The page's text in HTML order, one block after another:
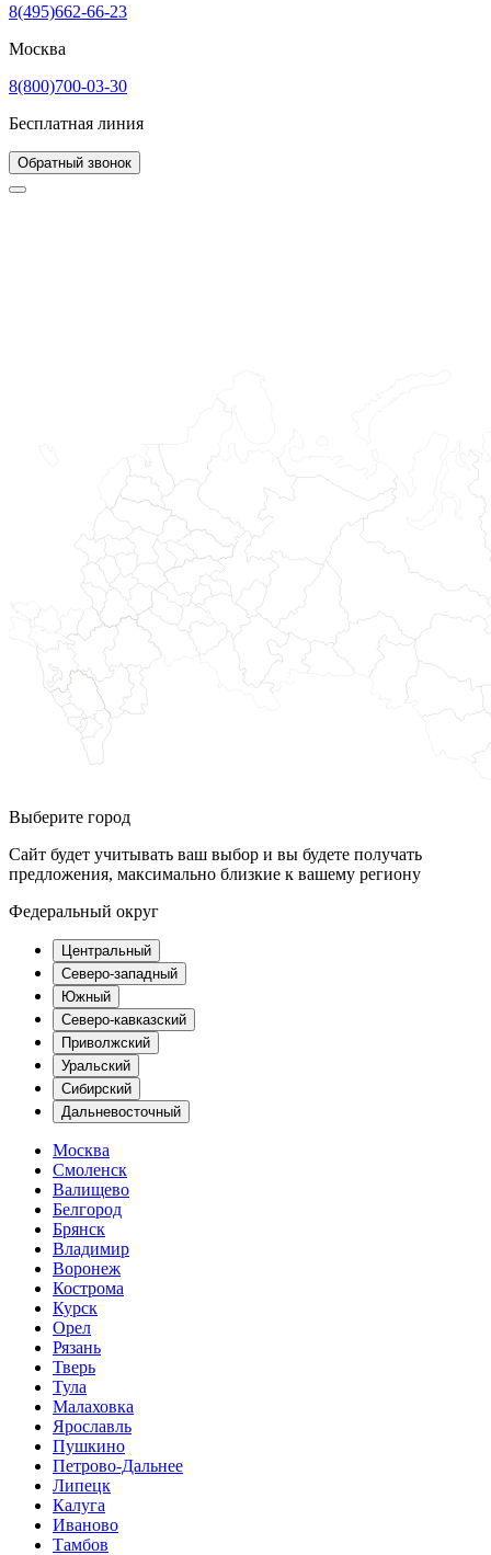
8(495)662-66-23
Москва
8(800)700-03-30
Бесплатная линия
Обратный звонок
Выберите город
Сайт будет учитывать ваш выбор и вы будете получать
предложения, максимально близкие к вашему региону
Федеральный округ
Центральный
Северо-западный
Южный
Северо-кавказский
Приволжский
Уральский
Сибирский
Дальневосточный
Москва
Смоленск
Валищево
Белгород
Брянск
Владимир
Воронеж
Кострома
Курск
Орел
Рязань
Тверь
Тула
Малаховка
Ярославль
Пушкино
Петрово-Дальнее
Липецк
Калуга
Иваново
Тамбов